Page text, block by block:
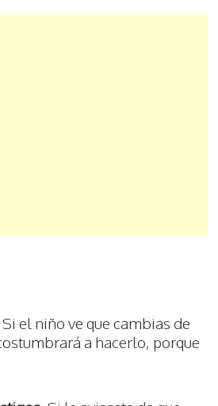
. Si el niño ve que cambias de
a hacerlo, porque